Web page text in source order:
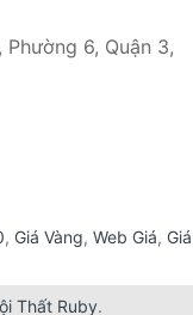
6, Quận 3,
, Giá Vàng, Web Giá, Giá
Thất Ruby.